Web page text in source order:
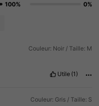
100%
0%
Couleur: Noir / Taille: M
Utile (1)
Couleur: Gris / Taille: S